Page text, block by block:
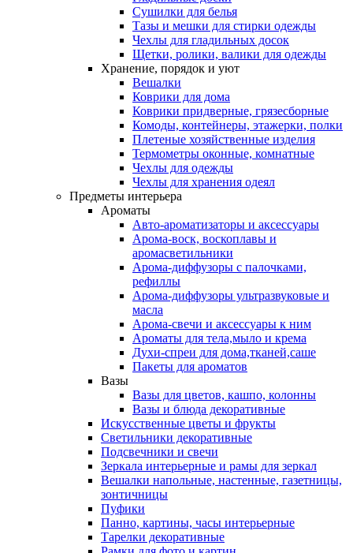
Сушилки для белья
Тазы и мешки для стирки одежды
Чехлы для гладильных досок
Щетки, ролики, валики для одежды
Хранение, порядок и уют
Вешалки
Коврики для дома
Коврики придверные, грязесборные
Комоды, контейнеры, этажерки, полки
Плетеные хозяйственные изделия
Термометры оконные, комнатные
Чехлы для одежды
Чехлы для хранения одеял
Предметы интерьера
Ароматы
Авто-ароматизаторы и аксессуары
Арома-воск, воскоплавы и
аромасветильники
Арома-диффузоры с палочками,
рефиллы
Арома-диффузоры ультразвуковые и
масла
Арома-свечи и аксессуары к ним
Ароматы для тела,мыло и крема
Духи-спреи для дома,тканей,саше
Пакеты для ароматов
Вазы
Вазы для цветов, кашпо, колонны
Вазы и блюда декоративные
Искусственные цветы и фрукты
Светильники декоративные
Подсвечники и свечи
Зеркала интерьерные и рамы для зеркал
Вешалки напольные, настенные, газетницы,
зонтичницы
Пуфики
Панно, картины, часы интерьерные
Тарелки декоративные